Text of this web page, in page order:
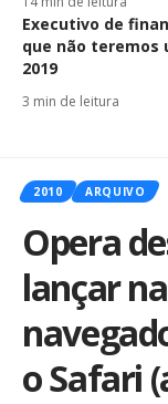
Executivo de
que não teremos
2019
3 min de leitura
2010 ARQUIVO
Opera
lançar
o Safari